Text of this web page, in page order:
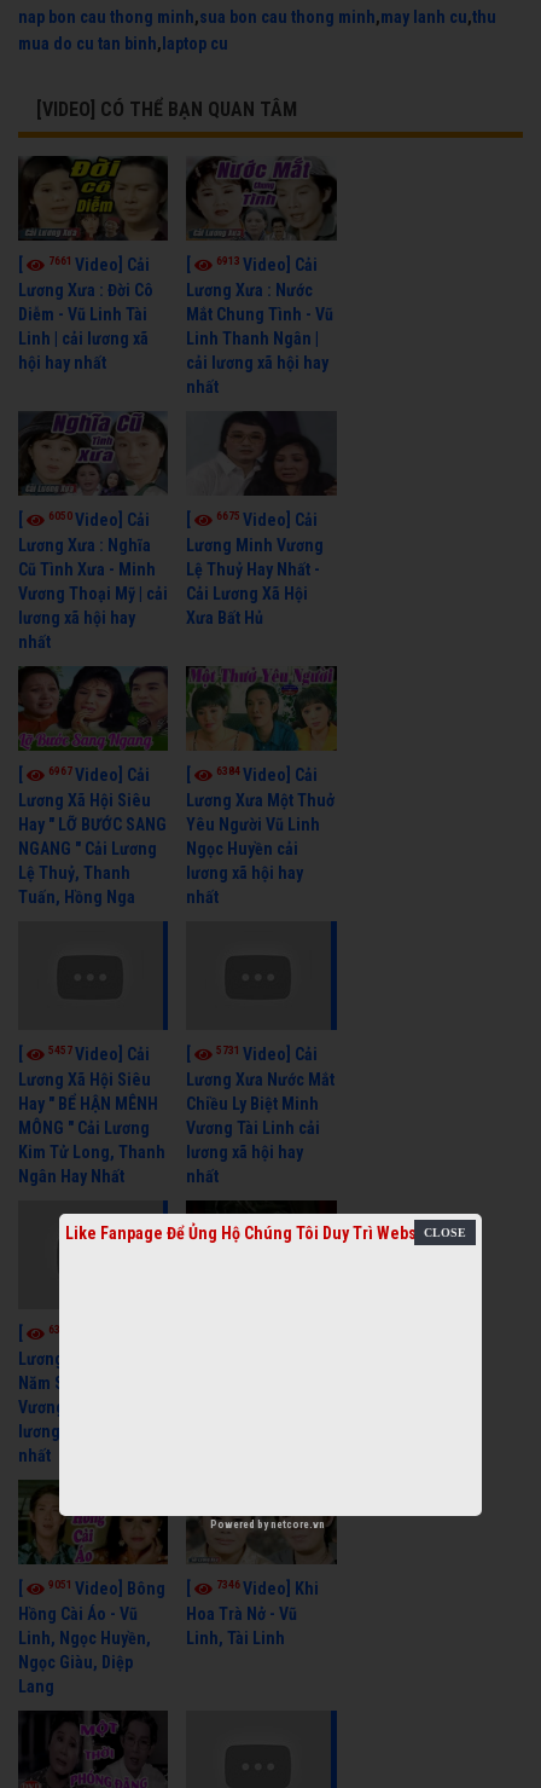
nap bon cau thong minh,sua bon cau thong minh,may lanh cu,thu
mua do cu tan binh, laptop cu
[VIDEO] CÓ THỂ BẠN QUAN TÂM
7661 Video] Cải
Lương Xưa : Đời Cô
Diễm - Vũ Linh Tài
Linh | cải lương xã
hội hay nhất
6913Video] Cải
Lương Xưa : Nước
Mắt Chung Tình - Vũ
Linh Thanh Ngân |
cải lương xã hội hay
nhất
6050Video] Cải
Lương Xưa : Nghĩa
Cũ Tình Xưa - Minh
Vương Thoại Mỹ | cải
lương xã hội hay
nhất
6675Video] Cải
Lương Minh Vương
Lệ Thuỷ Hay Nhất -
Cải Lương Xã Hội
Xưa Bất Hủ
6967Video] Cải
Lương Xã Hội Siêu
Hay " LỠ BƯỚC SANG
NGANG " Cải Lương
Lệ Thuỷ, Thanh
Tuấn, Hồng Nga
6384Video] Cải
Lương Xưa Một Thuở
Yêu Người Vũ Linh
Ngọc Huyền cải
lương xã hội hay
nhất
5457Video] Cải
Lương Xã Hội Siêu
Hay " BỂ HẬN MÊNH
MÔNG " Cải Lương
Kim Tử Long, Thanh
Ngân Hay Nhất
5731Video] Cải
Lương Xưa Nước Mắt
Chiều Ly Biệt Minh
Vương Tài Linh cải
lương xã hội hay
nhất
6319
Lương Xưa : Rồi 30
Năm Sau - Minh
Vương Lệ Thủy | cải
lương xã hội hay
nhất
9051 Video] Bông
Hồng Cài Áo - Vũ
Linh, Ngọc Huyền,
Ngọc Giàu, Diệp
Lang
7346Video] Khi
Hoa Trà Nở - Vũ
Linh, Tài Linh
Like Fanpage Để Ủng Hộ Chúng Tôi Duy Trì Website
Powered bynetcore.vn